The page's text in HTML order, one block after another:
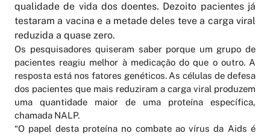
qualidade de vida dos doentes. Dezoito pacientes já
testaram a vacina e a metade deles teve a carga viral
reduzida a quase zero.
Os pesquisadores quiseram saber porque um grupo de
pacientes reagiu melhor à medicação do que o outro. A
resposta está nos fatores genéticos. As células de defesa
dos pacientes que mais reduziram a carga viral produzem
uma quantidade maior de uma proteína específica,
chamada NALP.
“O papel desta proteína no combate ao vírus da Aids é